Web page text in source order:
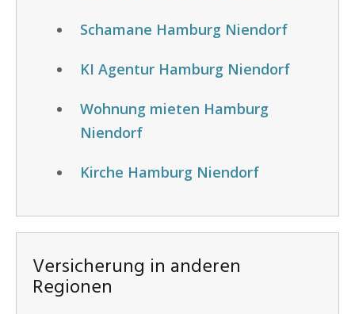
Schamane Hamburg Niendorf
KI Agentur Hamburg Niendorf
Wohnung mieten Hamburg
Niendorf
Kirche Hamburg Niendorf
Versicherung in anderen
Regionen